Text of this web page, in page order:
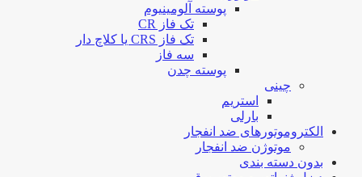
پوسته آلومینیوم
تک فاز CR
تک فاز CRS یا کلاچ دار
سه فاز
پوسته چدن
چینی
استریم
بارلی
الکتروموتورهای ضد انفجار
موتوژن ضد انفجار
بدون دسته بندی